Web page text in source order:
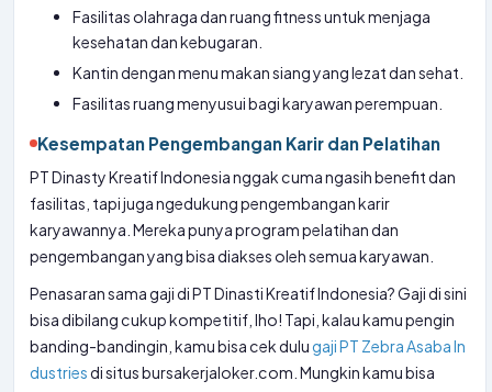
Fasilitas olahraga dan ruang fitness untuk menjaga
kesehatan dan kebugaran.
Kantin dengan menu makan siang yang lezat dan sehat.
Fasilitas ruang menyusui bagi karyawan perempuan.
Kesempatan Pengembangan Karir dan Pelatihan
PT Dinasty Kreatif Indonesia nggak cuma ngasih benefit dan
fasilitas, tapi juga ngedukung pengembangan karir
karyawannya. Mereka punya program pelatihan dan
pengembangan yang bisa diakses oleh semua karyawan.
Penasaran sama gaji di PT Dinasti Kreatif Indonesia? Gaji di sini
bisa dibilang cukup kompetitif, lho! Tapi, kalau kamu pengin
banding-bandingin, kamu bisa cek dulu gaji PT Zebra Asaba In
dustriesdi situs bursakerjaloker.com. Mungkin kamu bisa